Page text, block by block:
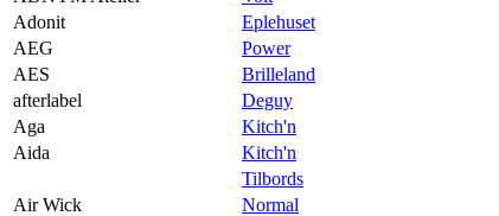
Adonit
Eplehuset
AEG
Power
AES
Brilleland
afterlabel
Deguy
Aga
Kitch'n
Aida
Kitch'n
Tilbords
Air Wick
Normal